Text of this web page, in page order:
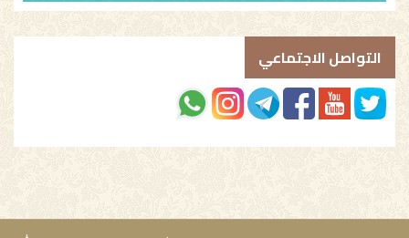
التواصل الاجتماعي